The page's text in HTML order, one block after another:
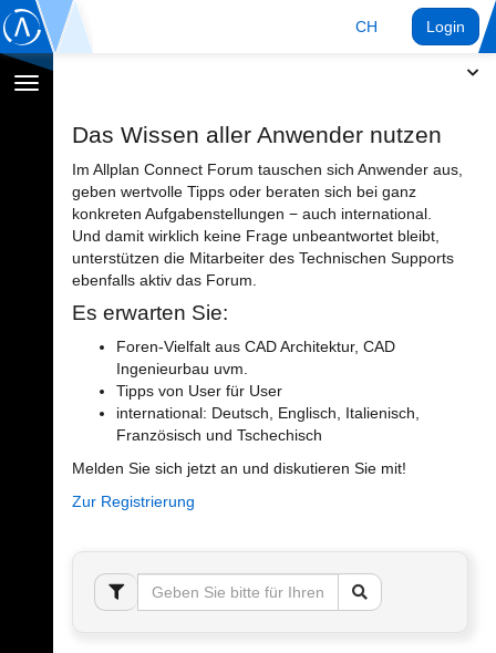
CH Login
Navigation
Das Wissen aller Anwender nutzen
Im Allplan Connect Forum tauschen sich Anwender aus,
geben wertvolle Tipps oder beraten sich bei ganz
konkreten Aufgabenstellungen − auch international.
Und damit wirklich keine Frage unbeantwortet bleibt,
unterstützen die Mitarbeiter des Technischen Supports
ebenfalls aktiv das Forum.
Es erwarten Sie:
Foren-Vielfalt aus CAD Architektur, CAD
Ingenieurbau uvm.
Tipps von User für User
international: Deutsch, Englisch, Italienisch,
Französisch und Tschechisch
Melden Sie sich jetzt an und diskutieren Sie mit!
Zur Registrierung